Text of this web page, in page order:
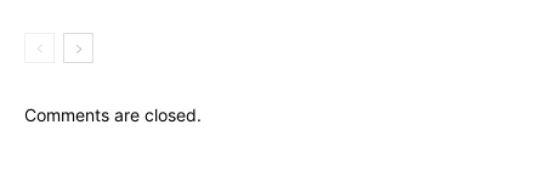
Comments are closed.